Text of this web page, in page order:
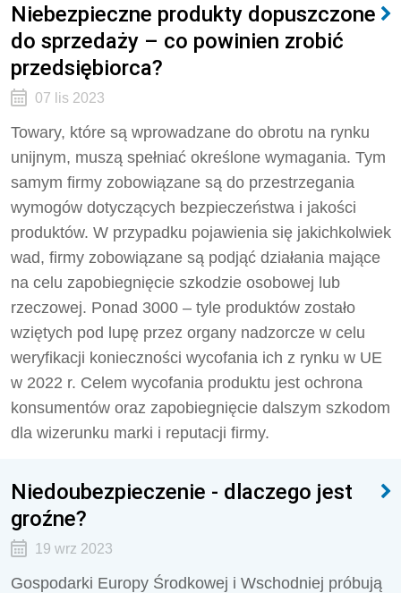
Niebezpieczne produkty dopuszczone
do sprzedaży – co powinien zrobić
przedsiębiorca?
07 lis 2023
Towary, które są wprowadzane do obrotu na rynku
unijnym, muszą spełniać określone wymagania. Tym
samym firmy zobowiązane są do przestrzegania
wymogów dotyczących bezpieczeństwa i jakości
produktów. W przypadku pojawienia się jakichkolwiek
wad, firmy zobowiązane są podjąć działania mające
na celu zapobiegnięcie szkodzie osobowej lub
rzeczowej. Ponad 3000 – tyle produktów zostało
wziętych pod lupę przez organy nadzorcze w celu
weryfikacji konieczności wycofania ich z rynku w UE
w 2022 r. Celem wycofania produktu jest ochrona
konsumentów oraz zapobiegnięcie dalszym szkodom
dla wizerunku marki i reputacji firmy.
Niedoubezpieczenie - dlaczego jest
groźne?
19 wrz 2023
Gospodarki Europy Środkowej i Wschodniej próbują